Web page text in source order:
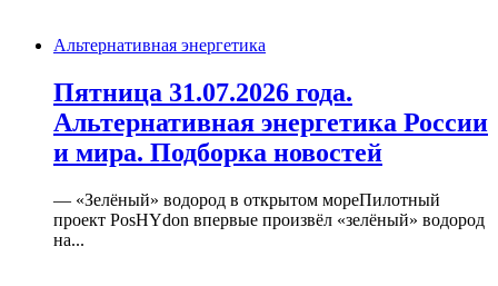
Альтернативная энергетика
Пятница 31.07.2026 года.
Альтернативная энергетика России
и мира. Подборка новостей
— «Зелёный» водород в открытом мореПилотный
проект PosHYdon впервые произвёл «зелёный» водород
на...